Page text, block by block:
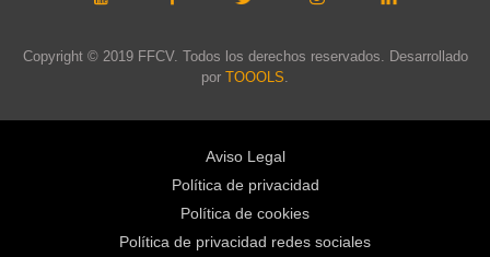
Copyright © 2019 FFCV. Todos los derechos reservados. Desarrollado
por TOOOLS
Aviso Legal
Política de privacidad
Política de cookies
Política de privacidad redes sociales